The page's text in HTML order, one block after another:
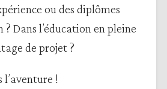
ou des diplômes
Dans l’éducation en pleine
de projet ?
l’aventure !